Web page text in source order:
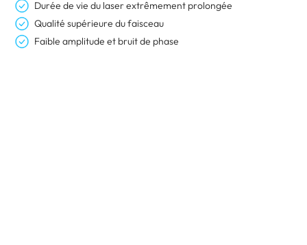
Durée de vie du laser extrêmement prolongée
Qualité supérieure du faisceau
Faible amplitude et bruit de phase